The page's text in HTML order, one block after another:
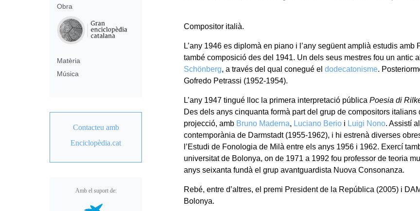
Compositor italià.
L’any 1946 es diplomà en piano i l’any següent amplià estudis amb
també composició des del 1941. Un dels seus mestres fou un antic
Schönberg, a través del qual conegué eldodecatonisme.
Gofredo Petrassi (1952-1954).
L’any 1947 tingué lloc la primera interpretació públicaPoesia di
Des dels anys cinquanta formà part del grup de compositors italians
projecció, amb Bruno Maderna, Luciano Berio i Luigi Nono. Assistí
contemporània de Darmstadt (1955-1962), i hi estrenà diverses
l’Estudi de Fonologia de Milà entre els anys 1956 i 1962. Exercí
universitat de Bolonya, on de 1971 a 1992 fou professor de teoria
anys seixanta fundà el grup avantguardista Nuova Consonanza.
Rebé, entre d’altres, el premi President de la República (2005) i
Bolonya.
Obra
Matèria
Música
Contacteu amb
Enciclopèdia.cat
Amb el suport de: